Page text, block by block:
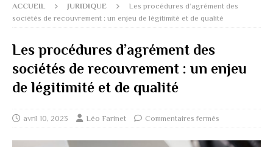
ACCUEIL JURIDIQUE
Les procédures d’agrément des
sociétés de recouvrement : un enjeu de légitimité et de qualité
Les procédures d’agrément des
sociétés de recouvrement : un enjeu
de légitimité et de qualité
avril 10, 2023 Léo Farinet Commentaires fermés